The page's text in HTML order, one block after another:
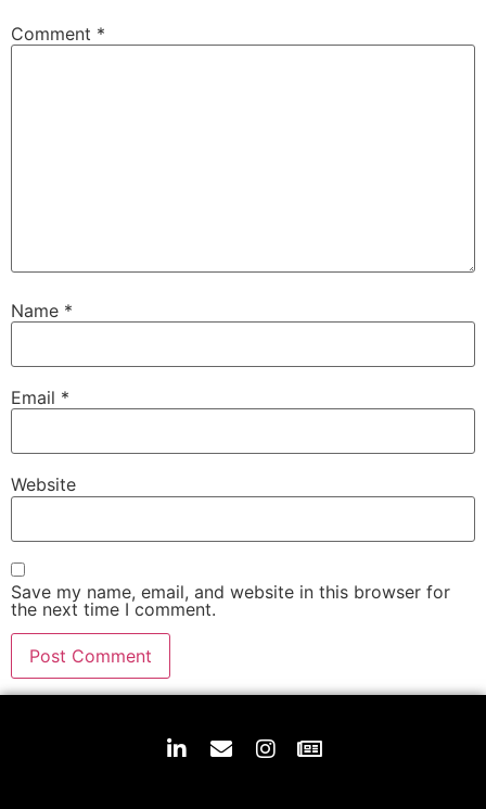
Comment *
Name *
Email *
Website
Save my name, email, and website in this browser for
the next time I comment.